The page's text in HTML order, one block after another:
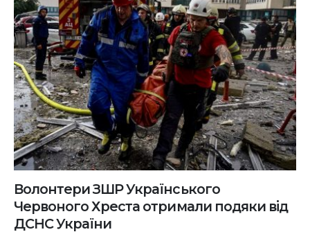
Волонтери ЗШР Українського
Червоного Хреста отримали подяки від
ДСНС України